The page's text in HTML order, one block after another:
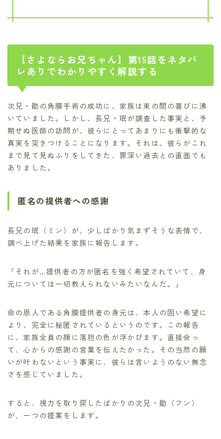
【さよならお兄ちゃん】第15話をネタバ
レありでわかりやすく解説する
次兄・勛の角膜手術の成功に、家族は束の間の喜びに沸
いていました。しかし、長兄・珉が調査した事実と、予
期せぬ医師の訪問が、彼らにとってあまりにも衝撃的な
真実を突きつけることになります。それは、彼らがこれ
まで見て見ぬふりをしてきた、罪深い過去との直面でも
ありました。
匿名の提供者への感謝
長兄の珉（ミン）が、少しばかり気まずそうな表情で、
調べ上げた結果を家族に報告します。
「それが…提供者の方が匿名を強く希望されていて、身
元については一切教えられないみたいなんだ。」
命の恩人である角膜提供者の身元は、本人の固い希望に
より、完全に秘匿されているというのです。この報告
に、家族全員の顔に落胆の色が浮かびます。直接会っ
て、心からの感謝の言葉を伝えたかった。その当然の願
いが叶わないという事実に、彼らは言いようのない無念
さを感じていました。
すると、視力を取り戻したばかりの次兄・勛（フン）
が、一つの提案をします。